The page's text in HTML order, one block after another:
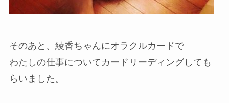
そのあと、綾香ちゃんにオラクルカードで
わたしの仕事についてカードリーディングしても
らいました。